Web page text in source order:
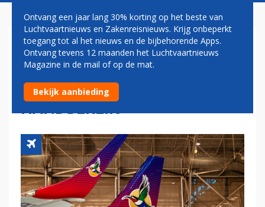
UNITED IN ZEE MET AIRLINK:
MEER AFRIKAANSE
BESTEMMINGEN BINNEN
HANDBEREIK
Ontvang een jaar lang 30% korting op het beste van
Luchtvaartnieuws en Zakenreisnieuws. Krijg onbeperkt
toegang tot al het nieuws en de bijbehorende Apps.
Ontvang tevens 12 maanden het Luchtvaartnieuws
Magazine in de mail of op de mat.
Bekijk aanbieding